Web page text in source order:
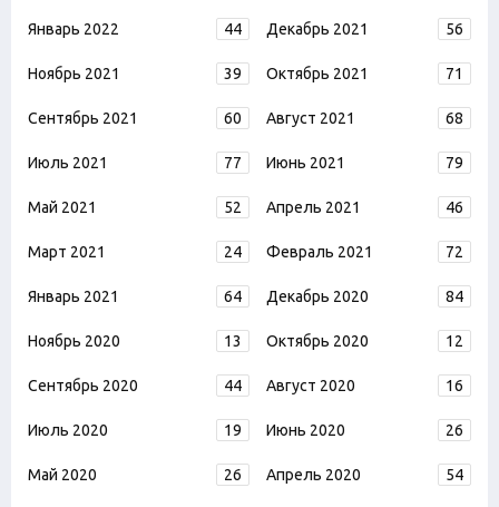
Январь 2022 44 Декабрь 2021 56
Ноябрь 2021 39 Октябрь 2021 71
Сентябрь 2021 60 Август 2021 68
Июль 2021 77 Июнь 2021 79
Май 2021 52 Апрель 2021 46
Март 2021 24 Февраль 2021 72
Январь 2021 64 Декабрь 2020 84
Ноябрь 2020 13 Октябрь 2020 12
Сентябрь 2020 44 Август 2020 16
Июль 2020 19 Июнь 2020 26
Май 2020 26 Апрель 2020 54